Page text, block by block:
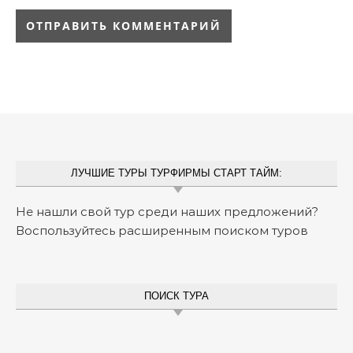
ЛУЧШИЕ ТУРЫ ТУРФИРМЫ СТАРТ ТАЙМ:
Не нашли свой тур среди наших предложений?
Воспользуйтесь расширенным поиском туров
ПОИСК ТУРА